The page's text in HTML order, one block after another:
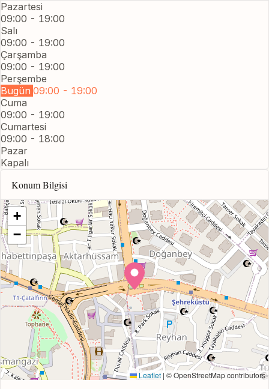
Pazartesi
09:00 - 19:00
Salı
09:00 - 19:00
Çarşamba
09:00 - 19:00
Perşembe
Bugün 09:00 - 19:00
Cuma
09:00 - 19:00
Cumartesi
09:00 - 18:00
Pazar
Kapalı
Konum Bilgisi
+
−
Leaflet | © OpenStreetMap contributors